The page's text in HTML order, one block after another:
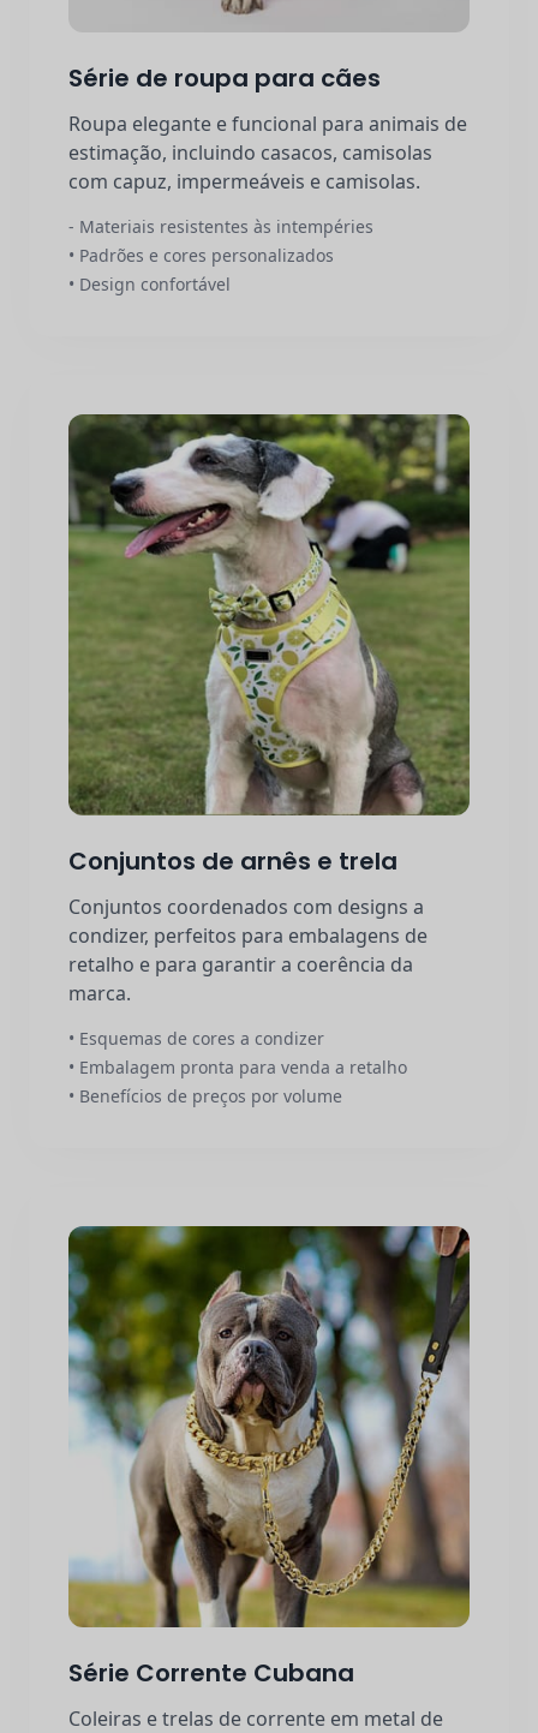
Série de roupa para cães
Roupa elegante e funcional para animais de
estimação, incluindo casacos, camisolas
com capuz, impermeáveis e camisolas.
- Materiais resistentes às intempéries
• Padrões e cores personalizados
• Design confortável
Conjuntos de arnês e trela
Conjuntos coordenados com designs a
condizer, perfeitos para embalagens de
retalho e para garantir a coerência da
marca.
• Esquemas de cores a condizer
• Embalagem pronta para venda a retalho
• Benefícios de preços por volume
Série Corrente Cubana
Coleiras e trelas de corrente em metal de